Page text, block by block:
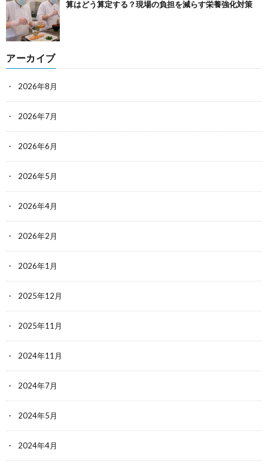
算はどう算定する？現場の負担を減らす栄養強化対策
アーカイブ
2026年8月
2026年7月
2026年6月
2026年5月
2026年4月
2026年2月
2026年1月
2025年12月
2025年11月
2024年11月
2024年7月
2024年5月
2024年4月